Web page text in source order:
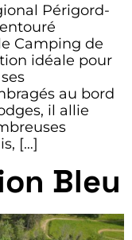
Périgord-
Camping de
idéale pour
au bord
il allie
[…]
Bleu